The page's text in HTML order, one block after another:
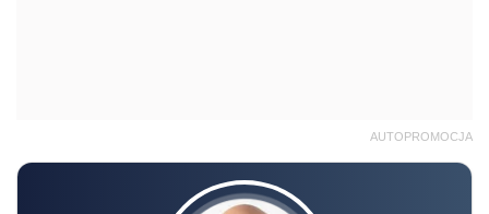
SZKOLENIE ONLINE
Akademia podatków 2026/2027 –